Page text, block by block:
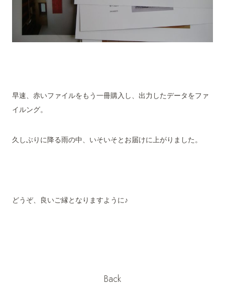
早速、赤いファイルをもう一冊購入し、出力したデータをファ
イルング。
久しぶりに降る雨の中、いそいそとお届けに上がりました。
どうぞ、良いご縁となりますように♪
Back